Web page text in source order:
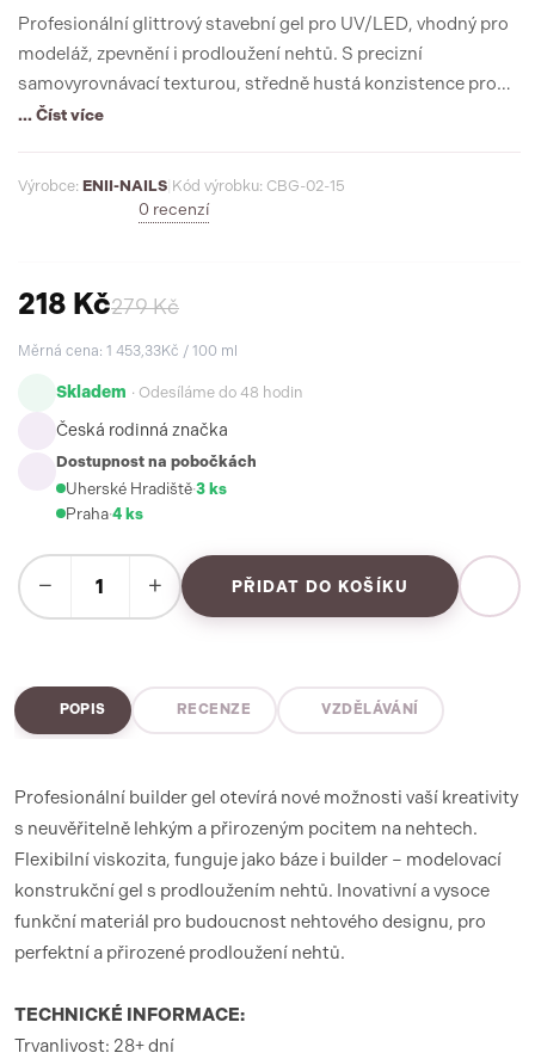
Profesionální glittrový stavební gel pro UV/LED, vhodný pro
modeláž, zpevnění i prodloužení nehtů. S precizní
samovyrovnávací texturou, středně hustá konzistence pro
perfektní výsledek bez kompromisů.
... Číst více
Výrobce: ENII-NAILS Kód výrobku: CBG-02-15
0 recenzí
218 Kč279 Kč
Měrná cena: 1 453,33Kč / 100 ml
Skladem · Odesíláme do 48 hodin
Česká rodinná značka
Dostupnost na pobočkách
Uherské Hradiště·3 ks
Praha·4 ks
− + PŘIDAT DO KOŠÍKU
POPIS RECENZE VZDĚLÁVÁNÍ
Profesionální builder gel otevírá nové možnosti vaší kreativity
s neuvěřitelně lehkým a přirozeným pocitem na nehtech.
Flexibilní viskozita, funguje jako báze i builder – modelovací
konstrukční gel s prodloužením nehtů. Inovativní a vysoce
funkční materiál pro budoucnost nehtového designu, pro
perfektní a přirozené prodloužení nehtů.
TECHNICKÉ INFORMACE:
Trvanlivost: 28+ dní